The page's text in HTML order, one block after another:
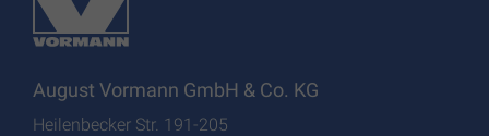
August Vormann GmbH & Co. KG
Heilenbecker Str. 191-205